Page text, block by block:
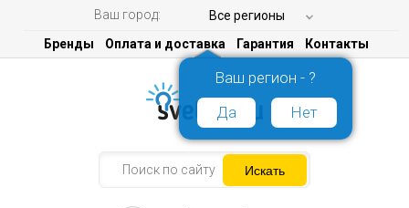
Ваш город: Все регионы
Ваш регион - ?
Да
Нет
Бренды Оплата и доставка Гарантия Контакты